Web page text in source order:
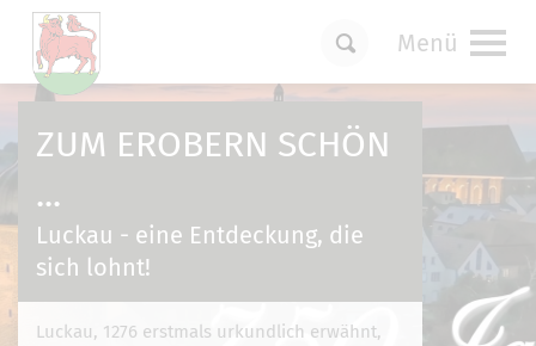
Menü
ZUM EROBERN SCHÖN
...
Luckau - eine Entdeckung, die
sich lohnt!
Luckau, 1276 erstmals urkundlich erwähnt,
Um Einstellungen zur Barrierefreiheit
für funktionale Cookiesin den Cookie-